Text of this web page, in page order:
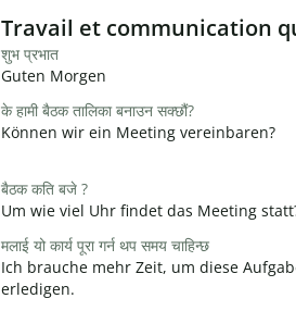
Slide 1 of 6
Travail et communication
शुभ प्रभात
Guten Morgen
के हामी बैठक तालिका बनाउन सक्छौं?
Können wir ein Meeting vereinbaren?
बैठक कति बजे ?
Um wie viel Uhr findet das Meeting
मलाई यो कार्य पूरा गर्न थप समय चाहिन्छ
Ich brauche mehr Zeit, um diese
erledigen.